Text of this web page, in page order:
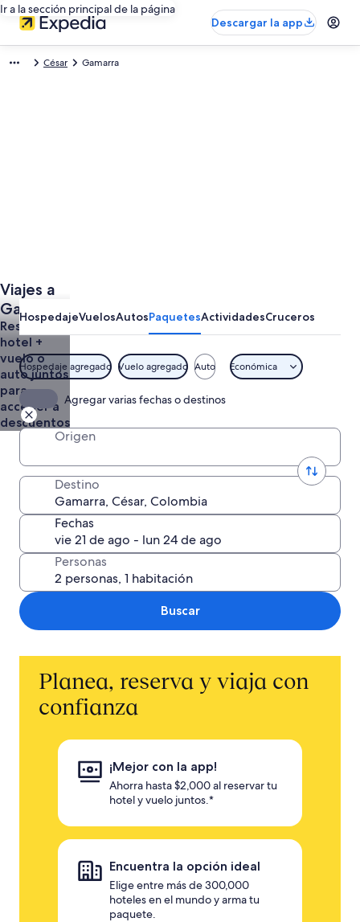
Ir a la sección principal de la página
Descargar la app
César Gamarra
Viajes a
Gamarra
Todo
Incluido
Vuelo +
Hotel
Reserva un
hotel +
vuelo o
auto juntos
para
acceder a
descuentos
HospedajeVuelosAutosPaquetesActividadesCruceros
Hospedaje agregado Vuelo agregado Auto Económica
Agregar varias fechas o destinos
Origen
Destino
Fechas
Personas
Buscar
Planea, reserva y viaja con
confianza
¡Mejor con la app!
Ahorra hasta $2,000 al reservar tu
hotel y vuelo juntos.*
Encuentra la opción ideal
Elige entre más de 300,000
hoteles en el mundo y arma tu
paquete.